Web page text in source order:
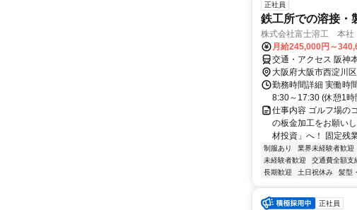
正社員
鉄工所での溶接・
株式会社富士溶工 本社
月給245,000円～
交通・アクセス 阪神
大阪府大阪市西淀川区
勤務時間詳細 実働時
8:30～17:30 (休憩1
仕事内容 ゴルフ場の
の板金加工をお願い
材投資」へ！ 固定残
制服あり 業界未経験者歓迎
未経験者歓迎
交通費全額支
長期歓迎
土日祝休み 髪型
正社員